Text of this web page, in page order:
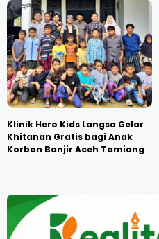
Klinik Hero Kids Langsa Gelar
Khitanan Gratis bagi Anak
Korban Banjir Aceh Tamiang